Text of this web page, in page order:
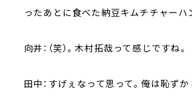
ったあとに食べた納豆キムチチャーハ
向井：（笑）。木村拓哉って感じですね。
田中：すげぇなって思って。俺は恥ず